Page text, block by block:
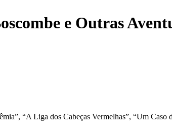
e Outras
“A Liga dos Cabeças Vermelhas”, “Um